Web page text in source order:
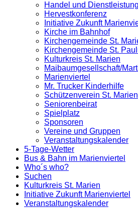
Handel und
Hervestkonferenz
Initiative Zukunft
Kirche im Bahnhof
Kirchengemeinde St.
Kirchengemeinde St.
Kulturkreis St. Marien
Maibaumgesellschaft/
Marienviertel
Mr. Trucker Kinderhilfe
Schützenverein St. Marien
Seniorenbeirat
Spielplatz
Sponsoren
Vereine und Gruppen
Veranstaltungskalender
5-Tage-Wetter
Bus & Bahn im Marienviertel
Who´s who?
Suchen
Kulturkreis St. Marien
Initiative Zukunft Marienviertel
Veranstaltungskalender